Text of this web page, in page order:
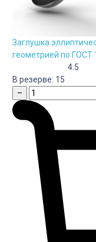
Заглушка
геометрией по ГОСТ
4.5
В резерве: 15
–